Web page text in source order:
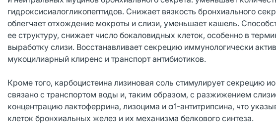
гидроксисиалогликопептидов. Снижает вязкость бронхиального
облегчает отхождение мокроты и слизи, уменьшает кашель.
ее структуру, снижает число бокаловидных клеток, особенно в
выработку слизи. Восстанавливает секрецию иммунологически
мукоцилиарный клиренс и транспорт антибиотиков.
Кроме того, карбоцистеина лизиновая соль стимулирует секрецию
связано с транспортом воды и, таким образом, с разжижением
концентрацию лактоферрина, лизоцима и α1-антитрипсина, что
клеток бронхиальных желез и их механизма белкового синтеза.